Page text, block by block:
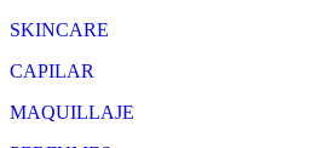
SKINCARE
CAPILAR
MAQUILLAJE